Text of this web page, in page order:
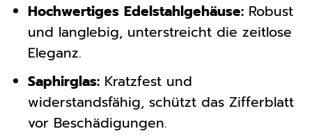
Hochwertiges Edelstahlgehäuse:Robust
und langlebig, unterstreicht die zeitlose
Eleganz.
Saphirglas:Kratzfest und
widerstandsfähig, schützt das Zifferblatt
vor Beschädigungen.